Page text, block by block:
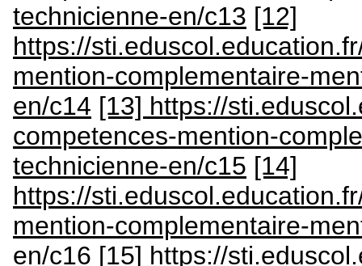
technicienne-en/c13 [12]
https://
mention-complementaire-
en/c14 [13] https://
competences-mention-
technicienne-en/c15 [14]
https://
mention-complementaire-
en/c16 [15] https://